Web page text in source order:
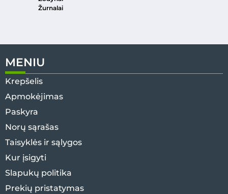
Žurnalai
MENIU
Krepšelis
Apmokėjimas
Paskyra
Norų sąrašas
Taisyklės ir sąlygos
Kur įsigyti
Slapukų politika
Prekių pristatymas